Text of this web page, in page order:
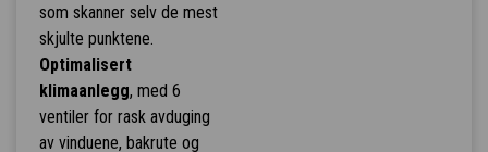
som skanner selv de mest
skjulte punktene.
Optimalisert
klimaanlegg, med 6
ventiler for rask avduging
av vinduene, bakrute og